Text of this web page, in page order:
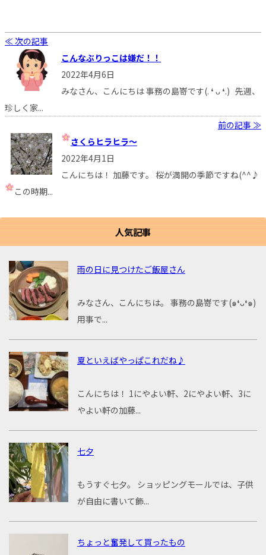
≪ 次の記事
こんなぶりっこは嫌だ！！
2022年4月6日
みなさん、こんにちは 事務の島嵜です(. ❛ ᴗ ❛.) 先週、
珍しく家...
前の記事 ≫
さくらヒラヒラ～
2022年4月1日
こんにちは！ 加藤です。 桜が満開の季節ですね(^^♪
この時期...
人気記事
雨の日に見つけたご飯屋さん
みなさん、こんにちは。 事務の島嵜です(๑❛ᴗ❛๑)
用事で...
夏といえばやっぱこれだね♪
こんにちは！ 1にやよい軒、2にやよい軒、3に
やよい軒の加藤...
七夕
もうすぐ七夕。 ショッピングモールでは、子供
が自由に書いて飾...
ちょっと奮発して買ったもの